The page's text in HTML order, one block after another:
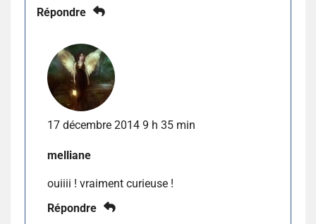
Répondre
17 décembre 2014 9 h 35 min
melliane
ouiiii ! vraiment curieuse !
Répondre